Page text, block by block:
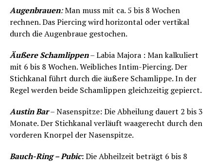
Augenbrauen:Man muss mit ca. 5 bis 8 Wochen
rechnen. Das Piercing wird horizontal oder vertikal
durch die Augenbraue gestochen.
Äußere Schamlippen– Labia Majora : Man kalkuliert
mit 6 bis 8 Wochen. Weibliches Intim-Piercing. Der
Stichkanal führt durch die äußere Schamlippe. In der
Regel werden beide Schamlippen gleichzeitig gepierct.
Austin Bar– Nasenspitze: Die Abheilung dauert 2 bis 3
Monate. Der Stichkanal verläuft waagerecht durch den
vorderen Knorpel der Nasenspitze.
Bauch-Ring – Pubic:Die Abheilzeit beträgt 6 bis 8